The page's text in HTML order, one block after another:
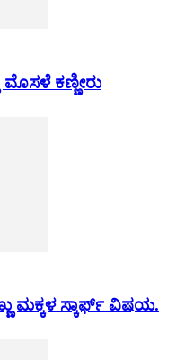
ಕಣ್ಣೀರು
ಮಕ್ಕಳ ಸ್ಕಾರ್ಫ್ ವಿಷಯ.